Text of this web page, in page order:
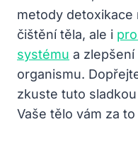
metody detoxikace​
čištění těla, ale i
systému a
organismu.
zkuste⁣ tuto
Vaše tělo vám za